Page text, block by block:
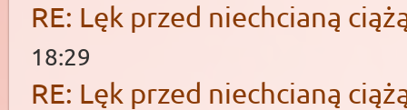
RE: Lęk przed niechcianą
18:29
RE: Lęk przed niechcianą